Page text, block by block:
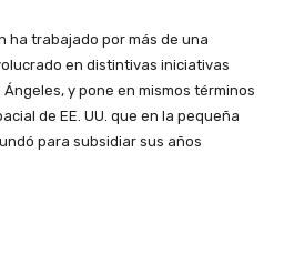
ha trabajado por más de una
en distintivas iniciativas
y pone en mismos términos
de EE. UU. que en la pequeña
para subsidiar sus años